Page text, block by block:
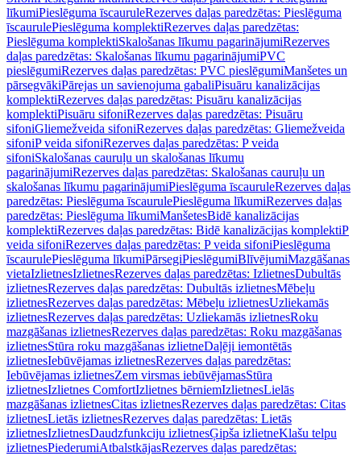
līkumiPieslēguma īscauruleRezerves daļas paredzētas: Pieslēguma
īscaurulePieslēguma komplektiRezerves daļas paredzētas:
Pieslēguma komplektiSkalošanas līkumu pagarinājumiRezerves
daļas paredzētas: Skalošanas līkumu pagarinājumiPVC
pieslēgumiRezerves daļas paredzētas: PVC pieslēgumiManšetes un
pārsegvākiPārejas un savienojuma gabaliPisuāru kanalizācijas
komplektiRezerves daļas paredzētas: Pisuāru kanalizācijas
komplektiPisuāru sifoniRezerves daļas paredzētas: Pisuāru
sifoniGliemežveida sifoniRezerves daļas paredzētas: Gliemežveida
sifoniP veida sifoniRezerves daļas paredzētas: P veida
sifoniSkalošanas cauruļu un skalošanas līkumu
pagarinājumiRezerves daļas paredzētas: Skalošanas cauruļu un
skalošanas līkumu pagarinājumiPieslēguma īscauruleRezerves daļas
paredzētas: Pieslēguma īscaurulePieslēguma līkumiRezerves daļas
paredzētas: Pieslēguma līkumiManšetesBidē kanalizācijas
komplektiRezerves daļas paredzētas: Bidē kanalizācijas komplektiP
veida sifoniRezerves daļas paredzētas: P veida sifoniPieslēguma
īscaurulePieslēguma līkumiPārsegiPieslēgumiBlīvējumiMazgāšanas
vietaIzlietnesIzlietnesRezerves daļas paredzētas: IzlietnesDubultās
izlietnesRezerves daļas paredzētas: Dubultās izlietnesMēbeļu
izlietnesRezerves daļas paredzētas: Mēbeļu izlietnesUzliekamās
izlietnesRezerves daļas paredzētas: Uzliekamās izlietnesRoku
mazgāšanas izlietnesRezerves daļas paredzētas: Roku mazgāšanas
izlietnesStūra roku mazgāšanas izlietneDaļēji iemontētās
izlietnesIebūvējamas izlietnesRezerves daļas paredzētas:
Iebūvējamas izlietnesZem virsmas iebūvējamasStūra
izlietnesIzlietnes ComfortIzlietnes bērniemIzlietnesLielās
mazgāšanas izlietnesCitas izlietnesRezerves daļas paredzētas: Citas
izlietnesLietās izlietnesRezerves daļas paredzētas: Lietās
izlietnesIzlietnesDaudzfunkciju izlietnesĢipša izlietneKlašu telpu
izlietnesPiederumiAtbalstkājasRezerves daļas paredzētas: